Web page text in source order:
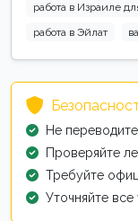
работа в Израиле
работа в Эйлат
Не
Проверяйте
Требуйте
Уточняйте